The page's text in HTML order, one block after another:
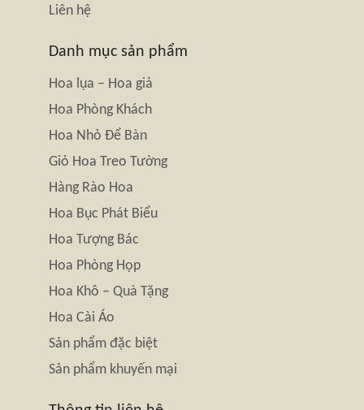
Liên hệ
Danh mục sản phẩm
Hoa lụa – Hoa giả
Hoa Phòng Khách
Hoa Nhỏ Để Bàn
Giỏ Hoa Treo Tường
Hàng Rào Hoa
Hoa Bục Phát Biểu
Hoa Tượng Bác
Hoa Phòng Họp
Hoa Khô – Quà Tặng
Hoa Cài Áo
Sản phẩm đặc biệt
Sản phẩm khuyến mại